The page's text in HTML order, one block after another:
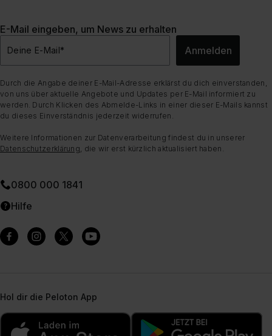
E-Mail eingeben, um News zu erhalten
Deine E-Mail* Anmelden
Durch die Angabe deiner E-Mail-Adresse erklärst du dich einverstanden,
von uns über aktuelle Angebote und Updates per E-Mail informiert zu
werden. Durch Klicken des Abmelde-Links in einer dieser E-Mails kannst
du dieses Einverständnis jederzeit widerrufen.
Weitere Informationen zur Datenverarbeitung findest du in unserer
Datenschutzerklärung , die wir erst kürzlich aktualisiert haben.
0800 000 1841
Hilfe
Hol dir die Peloton App